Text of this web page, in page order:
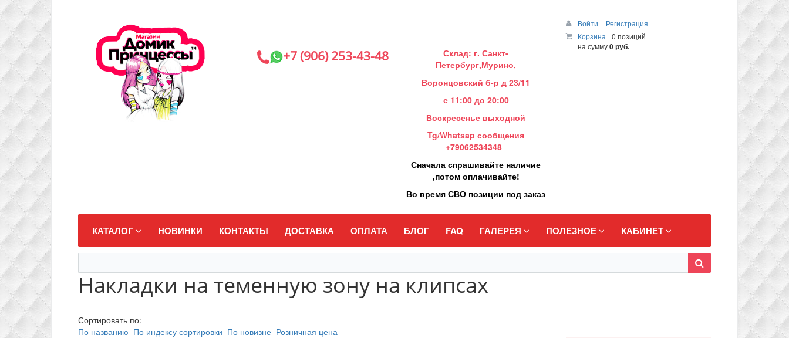
+7 (906) 253-43-48
Склад: г. Санкт-
Петербург,Мурино,
Воронцовский б-р д 23/11
с 11:00 до 20:00
Воскресенье выходной
Tg/Whatsap сообщения
+79062534348
Сначала спрашивайте наличие
,потом оплачивайте!
Во время СВО позиции под заказ
Войти
Регистрация
Корзина
0 позиций
на сумму0 руб.
КАТАЛОГ НОВИНКИ КОНТАКТЫ ДОСТАВКА ОПЛАТА БЛОГ FAQ ГАЛЕРЕЯ ПОЛЕЗНОЕ КАБИНЕТ
Накладки на теменную зону на клипсах
Сортировать по:
По названию По индексу сортировки По новизне Розничная цена